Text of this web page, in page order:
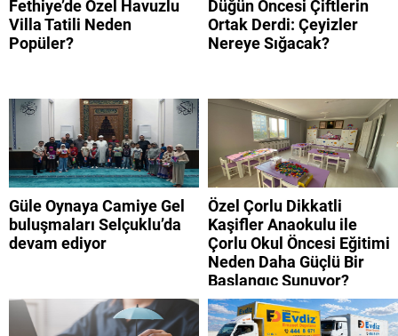
Fethiye’de Özel Havuzlu
Villa Tatili Neden
Popüler?
Düğün Öncesi Çiftlerin
Ortak Derdi: Çeyizler
Nereye Sığacak?
Güle Oynaya Camiye Gel
buluşmaları Selçuklu’da
devam ediyor
Özel Çorlu Dikkatli
Kaşifler Anaokulu ile
Çorlu Okul Öncesi Eğitimi
Neden Daha Güçlü Bir
Başlangıç Sunuyor?